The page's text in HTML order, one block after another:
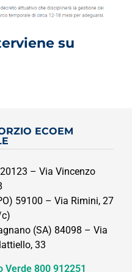
su
ECOEM
– Via Vincenzo
59100 – Via Rimini, 27
(SA) 84098 – Via
33
Verde 800 912251